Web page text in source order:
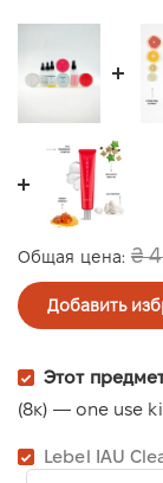
Общая цена: ₴
Добавить
Этот
(8к) — one use
Lebel IAU